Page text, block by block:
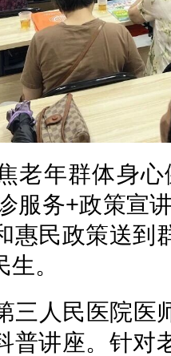
老年群体身
服务+政策宣
惠民政策送到
。
三人民医院医
普讲座。针对